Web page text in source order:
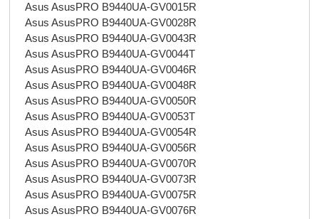
Asus AsusPRO B9440UA-GV0015R
Asus AsusPRO B9440UA-GV0028R
Asus AsusPRO B9440UA-GV0043R
Asus AsusPRO B9440UA-GV0044T
Asus AsusPRO B9440UA-GV0046R
Asus AsusPRO B9440UA-GV0048R
Asus AsusPRO B9440UA-GV0050R
Asus AsusPRO B9440UA-GV0053T
Asus AsusPRO B9440UA-GV0054R
Asus AsusPRO B9440UA-GV0056R
Asus AsusPRO B9440UA-GV0070R
Asus AsusPRO B9440UA-GV0073R
Asus AsusPRO B9440UA-GV0075R
Asus AsusPRO B9440UA-GV0076R